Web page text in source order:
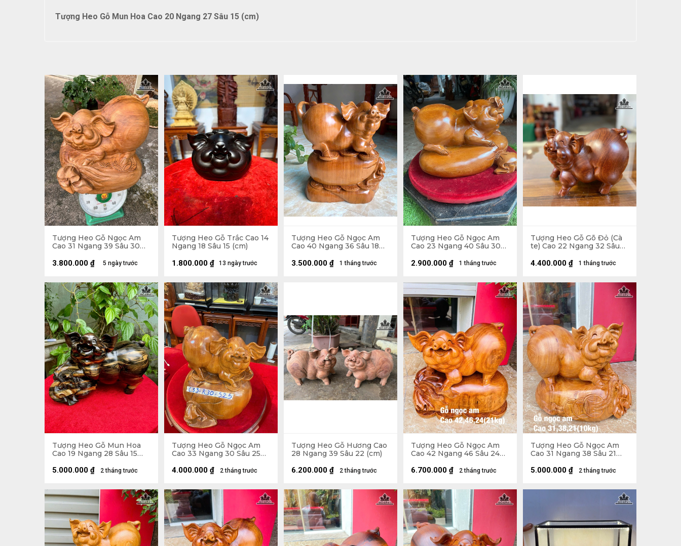
Tượng Heo Gỗ Mun Hoa Cao 20 Ngang 27 Sâu 15 (cm)
Tượng Heo Gỗ Ngọc Am
Cao 31 Ngang 39 Sâu 30
5 ngày trước
3.800.000 ₫
Tượng Heo Gỗ Trắc Cao 14
Ngang 18 Sâu 15 (cm)
13 ngày trước
1.800.000 ₫
Tượng Heo Gỗ Ngọc Am
Cao 40 Ngang 36 Sâu 18
1 tháng trước
3.500.000 ₫
Tượng Heo Gỗ Ngọc Am
Cao 23 Ngang 40 Sâu 30
1 tháng trước
2.900.000 ₫
Tượng Heo Gỗ Gõ Đỏ (Cà
te) Cao 22 Ngang 32 Sâu
1 tháng trước
4.400.000 ₫
Tượng Heo Gỗ Mun Hoa
Cao 19 Ngang 28 Sâu 15
2 tháng trước
5.000.000 ₫
Tượng Heo Gỗ Ngọc Am
Cao 33 Ngang 30 Sâu 25
2 tháng trước
4.000.000 ₫
Tượng Heo Gỗ Hương Cao
28 Ngang 39 Sâu 22 (cm)
2 tháng trước
6.200.000 ₫
Tượng Heo Gỗ Ngọc Am
Cao 42 Ngang 46 Sâu 24
2 tháng trước
6.700.000 ₫
Tượng Heo Gỗ Ngọc Am
Cao 31 Ngang 38 Sâu 21
2 tháng trước
5.000.000 ₫